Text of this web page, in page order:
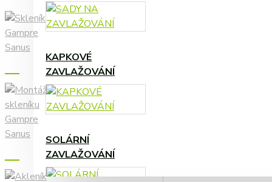
PÉČE, OCHRANA
ROSTLIN
KAPKOVÉ
ZAVLAŽOVÁNÍ
SOLÁRNÍ
ZAVLAŽOVÁNÍ